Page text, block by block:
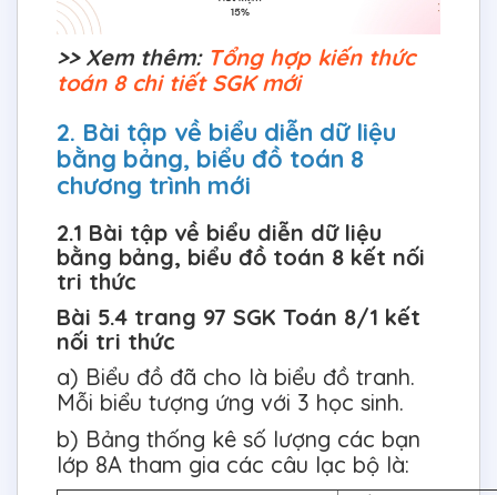
>> Xem thêm: Tổng hợp kiến thức
toán 8 chi tiết SGK mới
2. Bài tập về biểu diễn dữ liệu
bằng bảng, biểu đồ toán 8
chương trình mới
2.1 Bài tập về biểu diễn dữ liệu
bằng bảng, biểu đồ toán 8 kết nối
tri thức
Bài 5.4 trang 97 SGK Toán 8/1 kết
nối tri thức
a) Biểu đồ đã cho là biểu đồ tranh.
Mỗi biểu tượng ứng với 3 học sinh.
b) Bảng thống kê số lượng các bạn
lớp 8A tham gia các câu lạc bộ là: